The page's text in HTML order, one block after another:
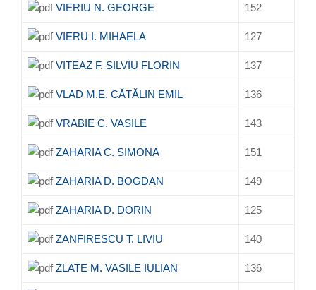
VIERIU N. GEORGE 152
VIERU I. MIHAELA 127
VITEAZ F. SILVIU FLORIN 137
VLAD M.E. CĂTĂLIN EMIL 136
VRABIE C. VASILE 143
ZAHARIA C. SIMONA 151
ZAHARIA D. BOGDAN 149
ZAHARIA D. DORIN 125
ZANFIRESCU T. LIVIU 140
ZLATE M. VASILE IULIAN 136